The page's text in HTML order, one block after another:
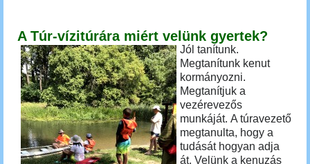
A Túr-vízitúrára miért velünk gyertek?
Jól tanítunk.
Megtanítunk kenut
kormányozni.
Megtanítjuk a
vezérevezős
munkáját. A túravezető
megtanulta, hogy a
tudását hogyan adja
át. Velünk a kenuzás